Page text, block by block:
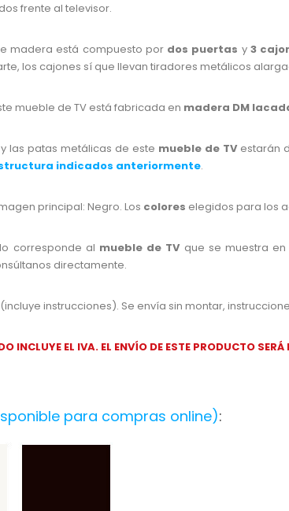
frente al televisor.
madera está compuesto por dos puertas y3
los cajones sí que llevan tiradores metálicos
mueble de TV está fabricada en madera DM
las patas metálicas de este mueble de TVestarán
indicados anteriormente.
principal: Negro. Los colores elegidos para los
corresponde al mueble de TV que se muestra
directamente.
instrucciones). Se envía sin montar,
INCLUYE EL IVA. EL ENVÍO DE ESTE PRODUCTO
para compras online):